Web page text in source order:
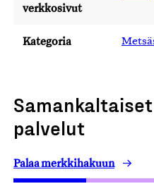
verkkosivut
Kategoria
palvelut
Palaa merkkihakuun